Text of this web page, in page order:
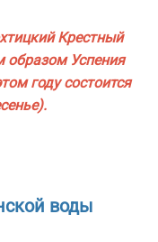
Крестный
образом Успения
году состоится
воды